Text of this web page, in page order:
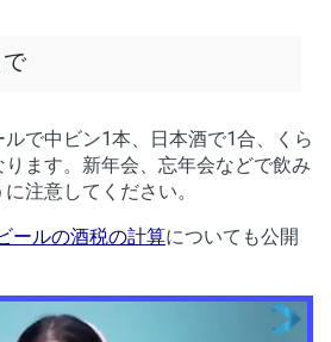
で中ビン1本、日本酒で1合、くら
ます。新年会、忘年会などで飲み
注意してください。
ールの酒税の計算についても公開